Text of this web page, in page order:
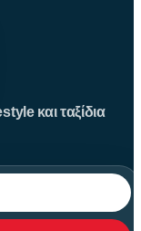
και ταξίδια